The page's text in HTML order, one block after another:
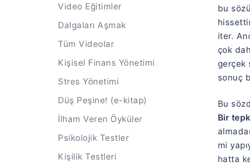
bu
iter.
çok
gerçek
sonuç
Bu
Bir
mi
hatta
Video Eğitimler
Dalgaları Aşmak
Tüm Videolar
Kişisel Finans Yönetimi
Stres Yönetimi
Düş Peşine! (e-kitap)
İlham Veren Öyküler
Psikolojik Testler
Kişilik Testleri